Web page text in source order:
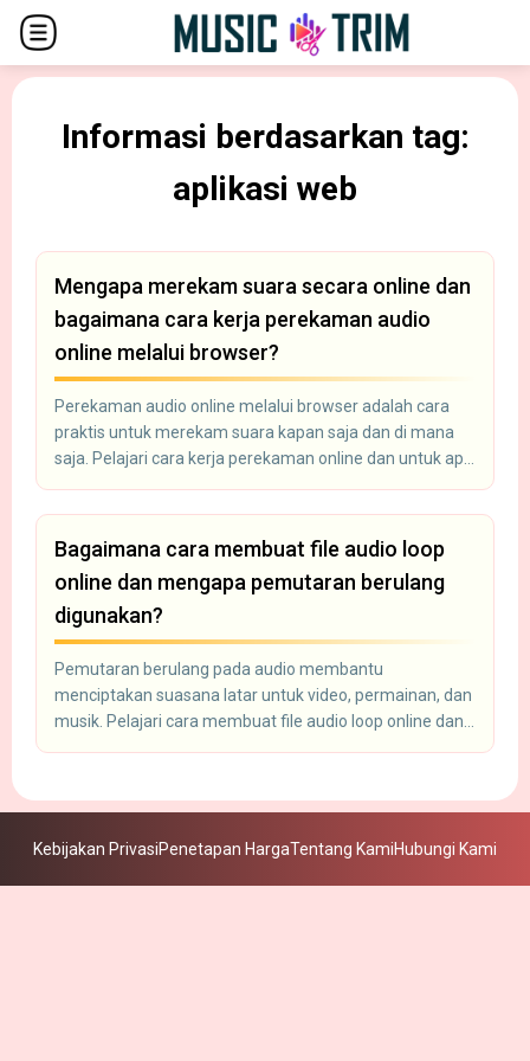
Informasi berdasarkan tag:
aplikasi web
Mengapa merekam suara secara online dan
bagaimana cara kerja perekaman audio
online melalui browser?
Perekaman audio online melalui browser adalah cara
praktis untuk merekam suara kapan saja dan di mana
saja. Pelajari cara kerja perekaman online dan untuk apa
Bagaimana cara membuat file audio loop
online dan mengapa pemutaran berulang
digunakan?
Pemutaran berulang pada audio membantu
menciptakan suasana latar untuk video, permainan, dan
musik. Pelajari cara membuat file audio loop online dan
Kebijakan PrivasiPenetapan HargaTentang KamiHubungi Kami